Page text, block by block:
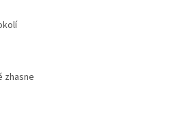
zhasne